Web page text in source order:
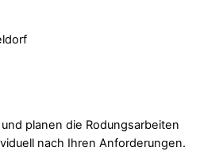
planen die Rodungsarbeiten
nach Ihren Anforderungen.